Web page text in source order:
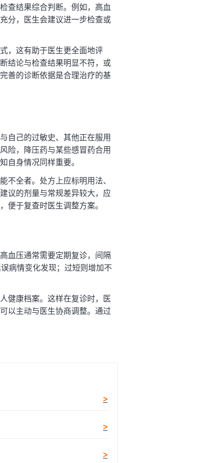
查结果综合判断。例如，高血
分，医生会建议进一步检查或
，这有助于医生更全面地评
结论与检查结果明显不符，或
善的诊断依据是合理治疗的基
自己的过敏史、其他正在服用
险，降压药与某些感冒药合用
自身情况同样重要。
不全者。处方上应标明用法、
议的剂量与常规差异较大，应
便于复查时医生调整方案。
血压通常需要定期复诊，间隔
病情变化发现；过短则增加不
健康档案。这样在复诊时，医
以主动与医生协商调整。通过